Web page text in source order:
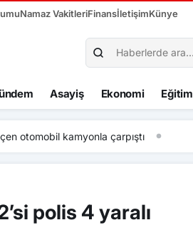
Namaz VakitleriFinansİletişimKünye
Asayiş Ekonomi Eğitim
otomobil kamyonla çarpıştı
polis 4 yaralı